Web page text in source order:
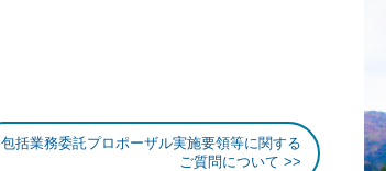
包括業務委託プロポーザル実施要領等に関する
ご質問について